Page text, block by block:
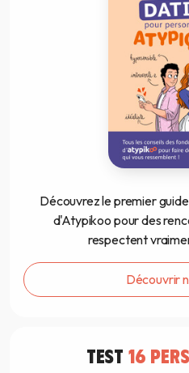
Découvrez le premier
d'Atypikoo pour des
respectent
Découvrir
TEST 16